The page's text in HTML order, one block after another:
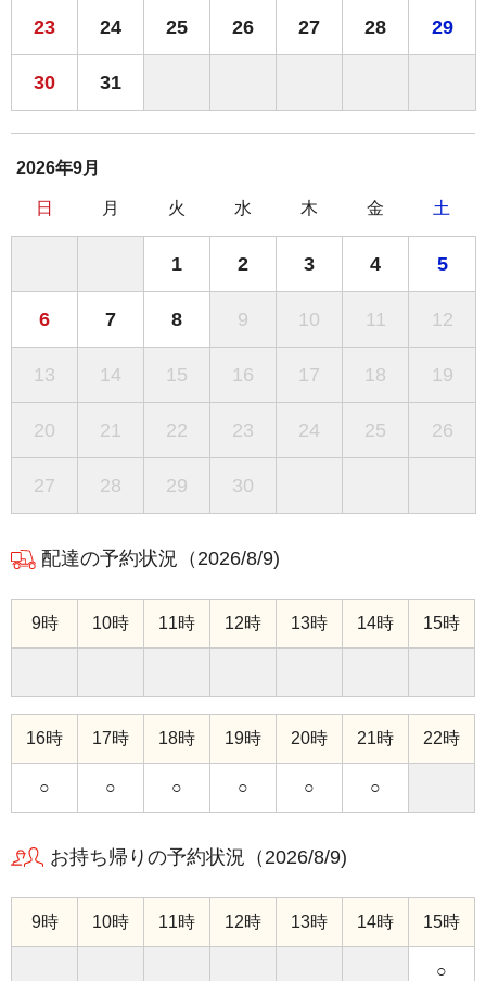
23 24 25 26 27 28 29
30 31
2026年9月
日 月 火 水 木 金 土
1 2 3 4 5
6 7 8 9 10 11 12
13 14 15 16 17 18 19
20 21 22 23 24 25 26
27 28 29 30
配達の予約状況（ 2026/8/9)
9時 10時 11時 12時 13時 14時 15時
16時 17時 18時 19時 20時 21時 22時
○ ○ ○ ○ ○ ○
お持ち帰りの予約状況（ 2026/8/9)
9時 10時 11時 12時 13時 14時 15時
○